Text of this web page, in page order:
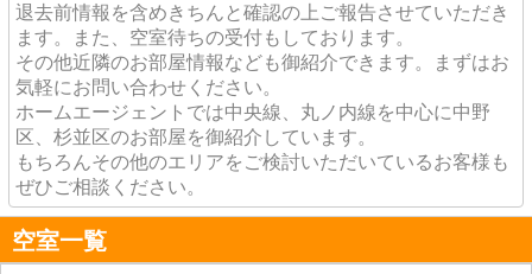
退去前情報を含めきちんと確認の上ご報告させていただき
ます。また、空室待ちの受付もしております。
その他近隣のお部屋情報なども御紹介できます。まずはお
気軽にお問い合わせください。
ホームエージェントでは中央線、丸ノ内線を中心に中野
区、杉並区のお部屋を御紹介しています。
もちろんその他のエリアをご検討いただいているお客様も
ぜひご相談ください。
空室一覧